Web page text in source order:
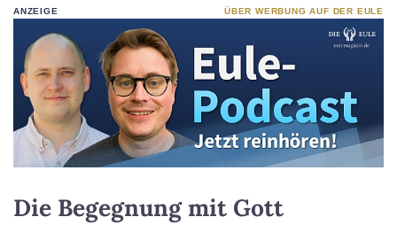
ANZEIGE ÜBER WERBUNG AUF DER EULE
Die Begegnung mit Gott